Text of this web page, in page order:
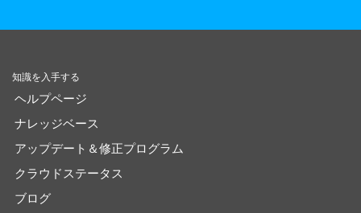
知識を入手する
ヘルプページ
ナレッジベース
アップデート＆修正プログラム
クラウドステータス
ブログ